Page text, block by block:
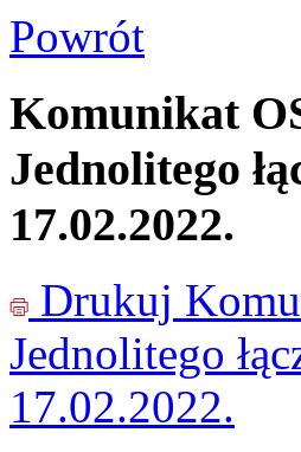
Powrót
Komunikat
Jednolitego
17.02.2022.
Drukuj
Jednolitego
17.02.2022.